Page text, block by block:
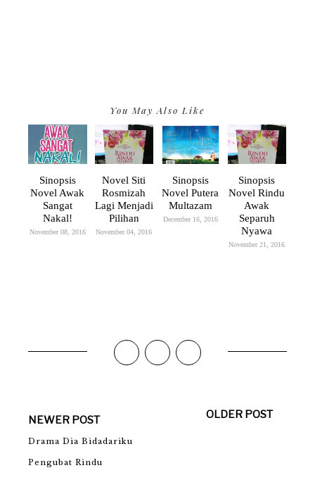
You May Also Like
Sinopsis
Novel Awak
Sangat
Nakal!
November 08, 2016
Novel Siti
Rosmizah
Lagi Menjadi
Pilihan
November 04, 2016
Sinopsis
Novel Putera
Multazam
December 16, 2016
Sinopsis
Novel Rindu
Awak
Separuh
Nyawa
November 21, 2016
NEWER POST
Drama Dia Bidadariku
Pengubat Rindu
OLDER POST